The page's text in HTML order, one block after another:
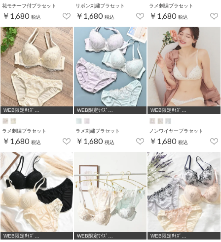
花モチーフ付ブラセット
￥1,680 税込
リボン刺繍ブラセット
￥1,680 税込
ラメ刺繍ブラセット
￥1,680 税込
WEB限定ｻｲｽﾞ
ラメ刺繍ブラセット
￥1,680 税込
WEB限定ｻｲｽﾞ
ラメ刺繍ブラセット
￥1,680 税込
WEB限定ｻｲｽﾞ
ノンワイヤーブラセット
￥1,680 税込
WEB限定ｻｲｽﾞ
WEB限定ｻｲｽﾞ
WEB限定ｻｲｽﾞ